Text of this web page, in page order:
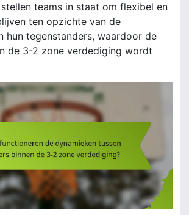
teams in staat om flexibel en
ten opzichte van de
hun tegenstanders, waardoor de
de 3-2 zone verdediging wordt